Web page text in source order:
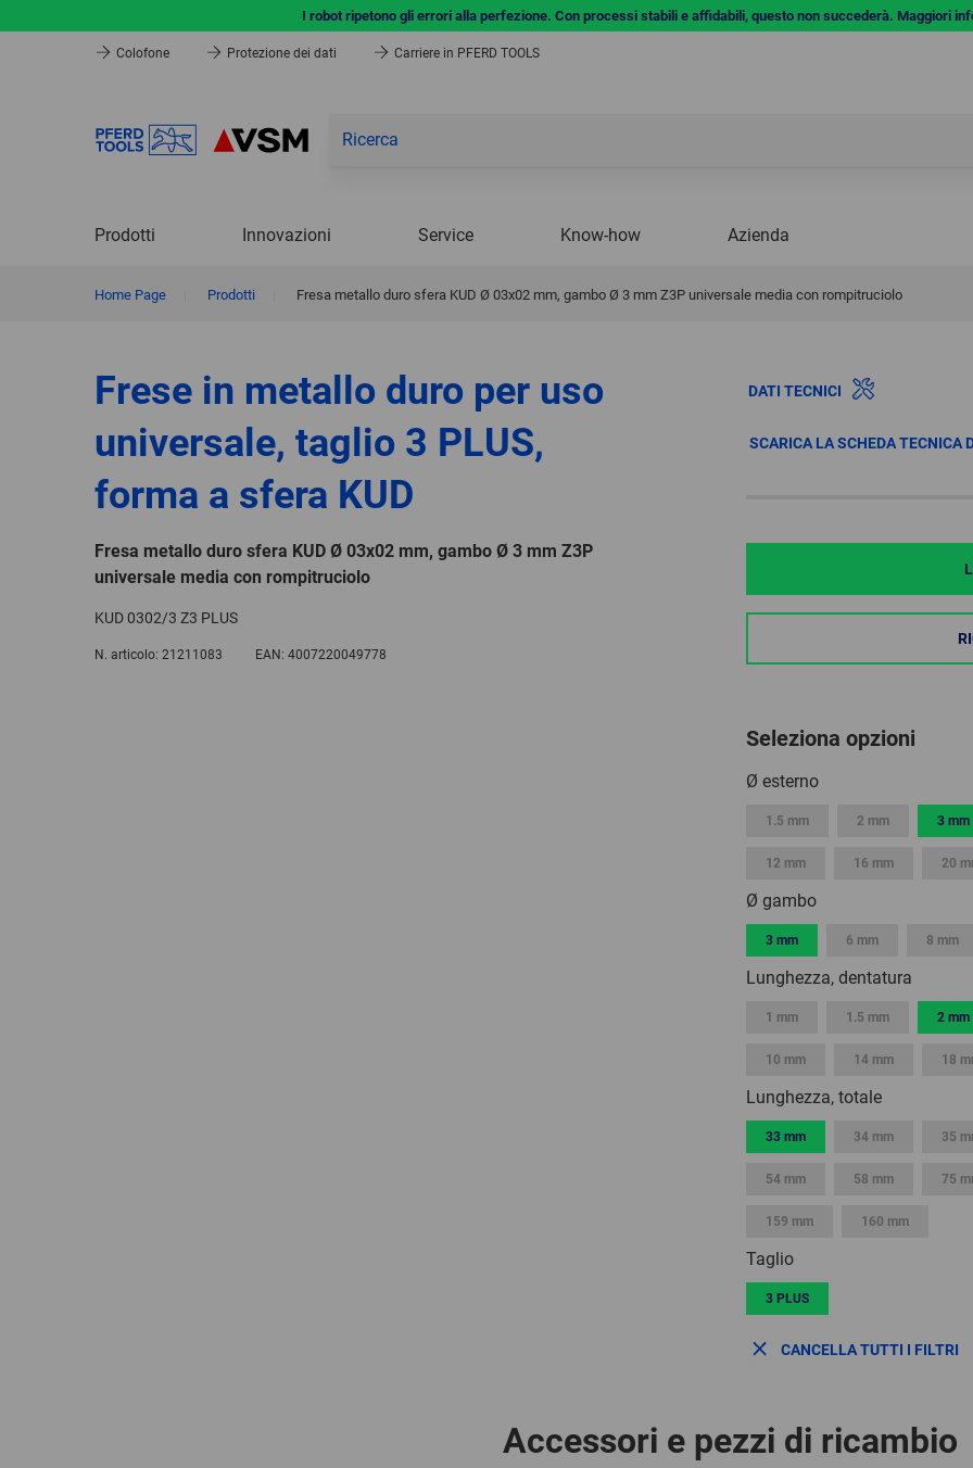
I robot ripetono gli errori alla perfezione. Con processi stabili e affidabili, questo non succederà. Maggiori
Colofone Protezione dei dati Carriere in PFERD TOOLS
Prodotti Innovazioni Service Know-how Azienda
Home Page Prodotti Fresa metallo duro sfera KUD Ø 03x02 mm, gambo Ø 3 mm Z3P universale media con rompitruciolo
Frese in metallo duro per uso
universale, taglio 3 PLUS,
forma a sfera KUD
Fresa metallo duro sfera KUD Ø 03x02 mm, gambo Ø 3 mm Z3P
universale media con rompitruciolo
KUD 0302/3 Z3 PLUS
N. articolo: 21211083 EAN: 4007220049778
DATI TECNICI
SCARICA LA SCHEDA TECNICA
Seleziona opzioni
Ø esterno
1.5 mm 2 mm 3 mm
12 mm 16 mm 20
Ø gambo
3 mm 6 mm 8 mm
Lunghezza, dentatura
1 mm 1.5 mm 2 mm
10 mm 14 mm 18
Lunghezza, totale
33 mm 34 mm 35
54 mm 58 mm 75
159 mm 160 mm
Taglio
3 PLUS
CANCELLA TUTTI I FILTRI
Accessori e pezzi di ricambio